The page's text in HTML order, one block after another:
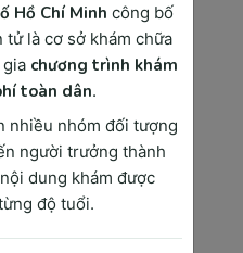
bầu có tiềm ẩn nguy
hay không. Từ đó, đưa
thời cho mẹ và phòng
Hồ Chí Minh công bố
là cơ sở khám chữa
chương trình khám
toàn dân.
nhiều nhóm đối tượng
người trưởng thành
dung khám được
độ tuổi.